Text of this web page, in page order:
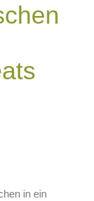
in ein